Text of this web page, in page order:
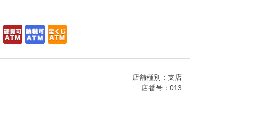
店舗種別：支店
店番号：013